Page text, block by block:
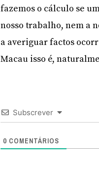
fazemos o cálculo se
nosso trabalho, nem a
a averiguar factos
Macau isso é,
Subscrever
0 COMENTÁRIOS